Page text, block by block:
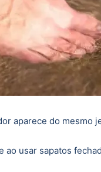
aparece do mesmo
ao usar sapatos